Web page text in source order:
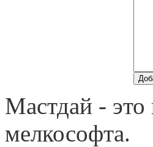
Мастдай - это
мелкософта.